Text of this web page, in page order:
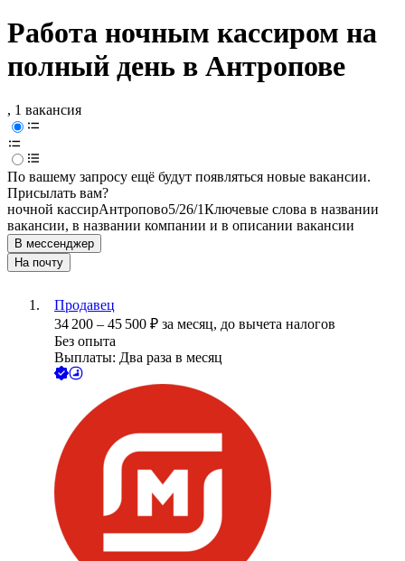
Работа ночным кассиром на
полный день в Антропове
, 1 вакансия
По вашему запросу ещё будут появляться новые вакансии.
Присылать вам?
ночной кассирАнтропово5/26/1Ключевые слова в названии
вакансии, в названии компании и в описании вакансии
В мессенджер
На почту
Продавец
34 200 – 45 500 ₽ за месяц, до вычета налогов
Без опыта
Выплаты: Два раза в месяц